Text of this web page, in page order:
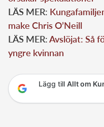
LÄS MER:
make Chris O’Neill
LÄS MER:Avslöjat: Så
yngre kvinnan
Lägg till Allt om